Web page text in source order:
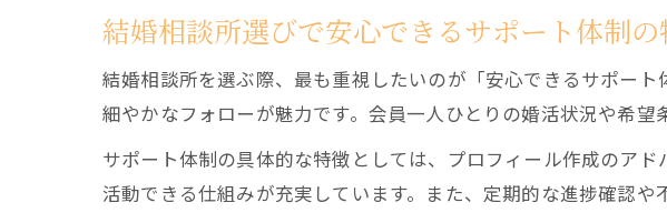
仲人型結婚相
千歳婚活イベ
デイジー マリ
婚活が初めてでも
結婚相談所の
初めての婚活
結婚相談所選びで安心できるサポート体制の
結婚相談所を選ぶ際、最も重視したいのが「安心できるサポー
細やかなフォローが魅力です。会員一人ひとりの婚活状況や希
サポート体制の具体的な特徴としては、プロフィール作成のア
活動できる仕組みが充実しています。また、定期的な進捗確認